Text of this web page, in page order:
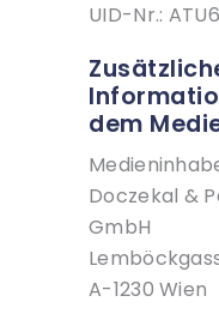
UID-Nr.:
dem
Doczekal &
GmbH
A-1230 Wien